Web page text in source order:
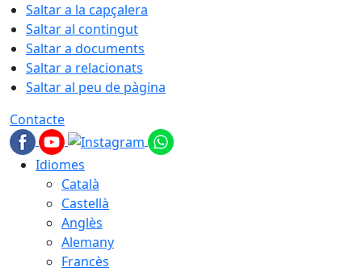
Saltar a la capçalera
Saltar al contingut
Saltar a documents
Saltar a relacionats
Saltar al peu de pàgina
Contacte
Idiomes
Català
Castellà
Anglès
Alemany
Francès